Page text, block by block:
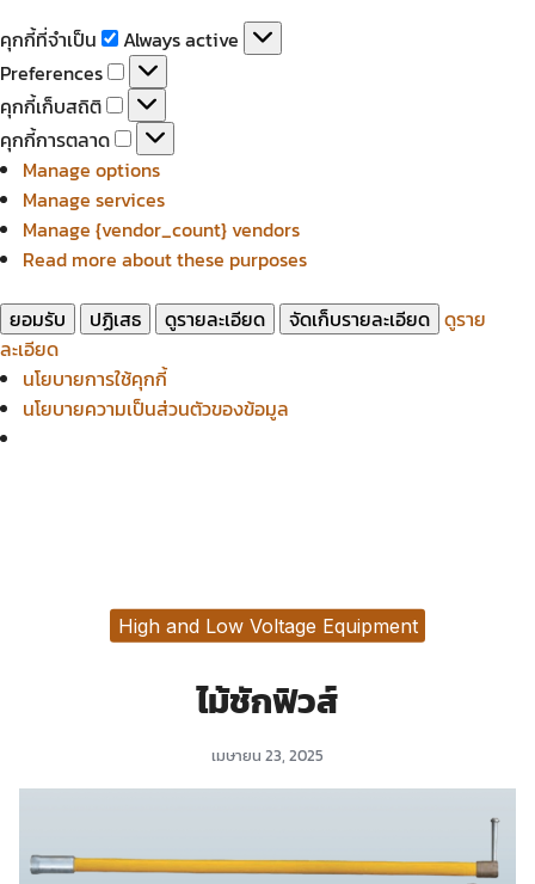
คุกกี้ที่จำเป็น
คุกกี้
ที่
จำเป็น
Always active
Preferences
Preferences
คุกกี้เก็บสถิติ
คุกกี้
เก็บ
สถิติ
คุกกี้การตลาด
คุกกี้
การ
ตลาด
Manage options
Manage services
Manage {vendor_count} vendors
Read more about these purposes
ยอมรับ ปฏิเสธ ดูรายละเอียด จัดเก็บรายละเอียด ดูราย
ละเอียด
นโยบายการใช้คุกกี้
นโยบายความเป็นส่วนตัวของข้อมูล
High and Low Voltage Equipment
ไม้ชักฟิวส์
เมษายน 23, 2025